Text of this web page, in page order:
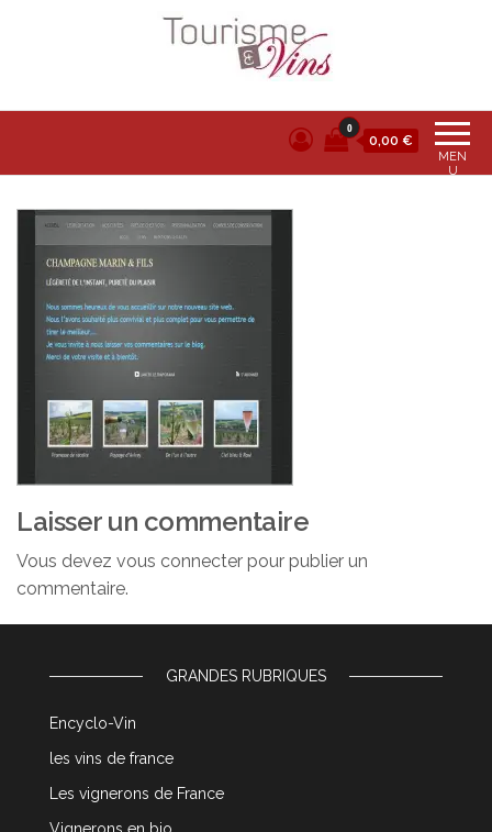
Tourisme et vins
MEN
U
0
0,00 €
Laisser un commentaire
Vous devez vous connecter pour publier un
commentaire.
GRANDES RUBRIQUES
Encyclo-Vin
les vins de france
Les vignerons de France